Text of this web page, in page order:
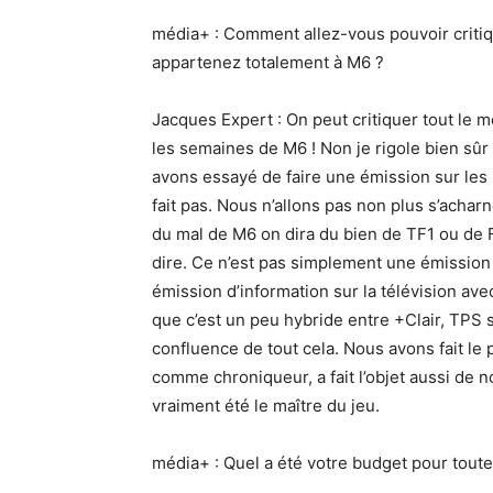
média+ : Comment allez-vous pouvoir
appartenez totalement à M6 ?
Jacques Expert : On peut critiquer tout le
les semaines de M6 ! Non je rigole bien
avons essayé de faire une émission sur
fait pas. Nous n’allons pas non plus
du mal de M6 on dira du bien de TF1 ou
dire. Ce n’est pas simplement une
émission d’information sur la télévision
que c’est un peu hybride entre +Clair, TPS
confluence de tout cela. Nous avons fait
comme chroniqueur, a fait l’objet aussi de
vraiment été le maître du jeu.
média+ : Quel a été votre budget pour